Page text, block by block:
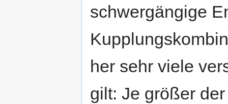
schwergängige
her sehr viele
gilt: Je größer